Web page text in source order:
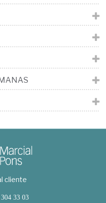
cliente
33 03